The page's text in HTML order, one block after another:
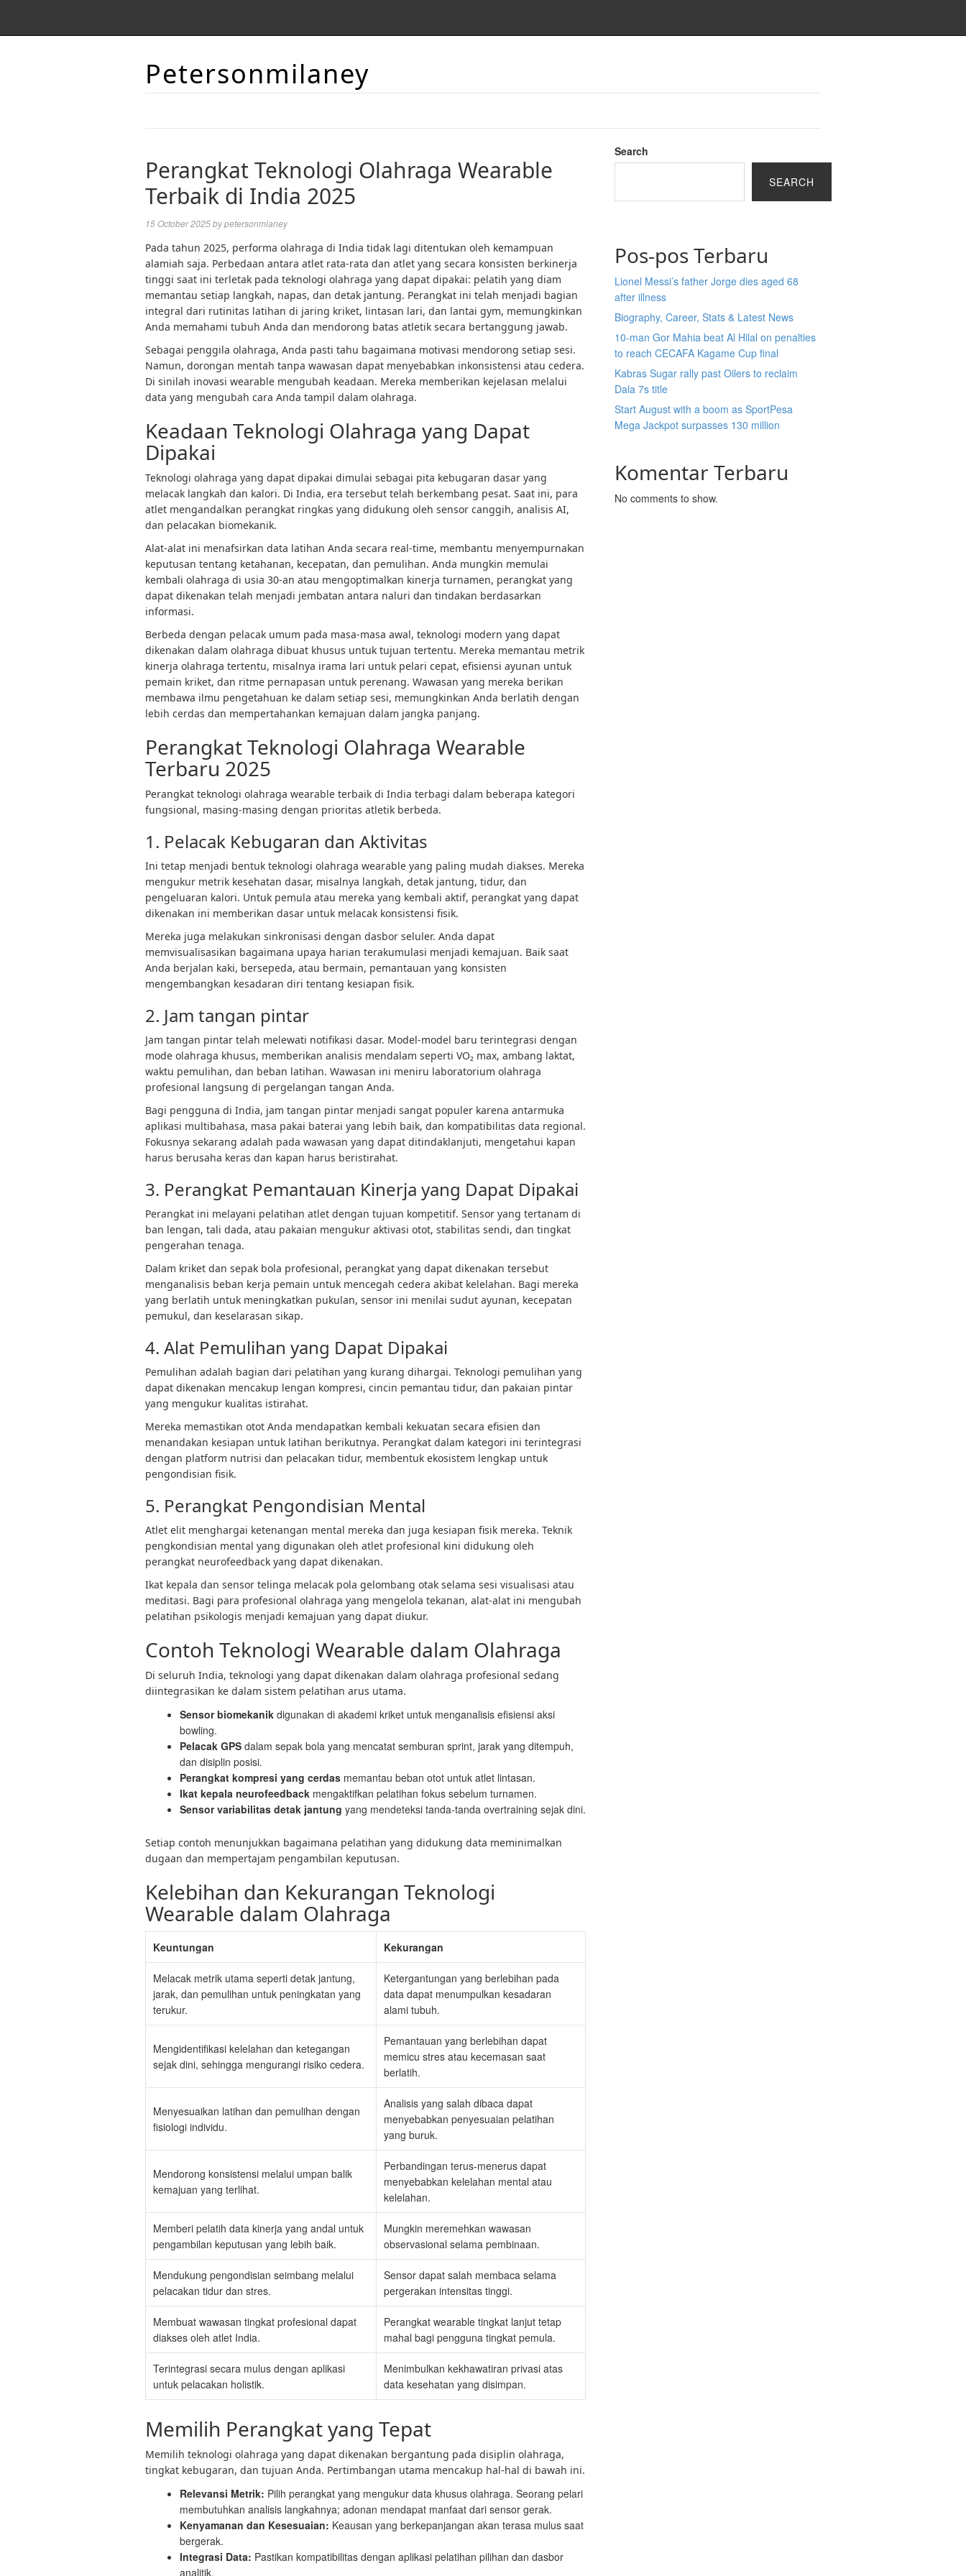
Petersonmilaney
Perangkat Teknologi Olahraga Wearable
Terbaik di India 2025
15 October 2025bypetersonmlaney
Pada tahun 2025, performa olahraga di India tidak lagi ditentukan oleh kemampuan
alamiah saja. Perbedaan antara atlet rata-rata dan atlet yang secara konsisten berkinerja
tinggi saat ini terletak pada teknologi olahraga yang dapat dipakai: pelatih yang diam
memantau setiap langkah, napas, dan detak jantung. Perangkat ini telah menjadi bagian
integral dari rutinitas latihan di jaring kriket, lintasan lari, dan lantai gym, memungkinkan
Anda memahami tubuh Anda dan mendorong batas atletik secara bertanggung jawab.
Sebagai penggila olahraga, Anda pasti tahu bagaimana motivasi mendorong setiap sesi.
Namun, dorongan mentah tanpa wawasan dapat menyebabkan inkonsistensi atau cedera.
Di sinilah inovasi wearable mengubah keadaan. Mereka memberikan kejelasan melalui
data yang mengubah cara Anda tampil dalam olahraga.
Keadaan Teknologi Olahraga yang Dapat
Dipakai
Teknologi olahraga yang dapat dipakai dimulai sebagai pita kebugaran dasar yang
melacak langkah dan kalori. Di India, era tersebut telah berkembang pesat. Saat ini, para
atlet mengandalkan perangkat ringkas yang didukung oleh sensor canggih, analisis AI,
dan pelacakan biomekanik.
Alat-alat ini menafsirkan data latihan Anda secara real-time, membantu menyempurnakan
keputusan tentang ketahanan, kecepatan, dan pemulihan. Anda mungkin memulai
kembali olahraga di usia 30-an atau mengoptimalkan kinerja turnamen, perangkat yang
dapat dikenakan telah menjadi jembatan antara naluri dan tindakan berdasarkan
informasi.
Berbeda dengan pelacak umum pada masa-masa awal, teknologi modern yang dapat
dikenakan dalam olahraga dibuat khusus untuk tujuan tertentu. Mereka memantau metrik
kinerja olahraga tertentu, misalnya irama lari untuk pelari cepat, efisiensi ayunan untuk
pemain kriket, dan ritme pernapasan untuk perenang. Wawasan yang mereka berikan
membawa ilmu pengetahuan ke dalam setiap sesi, memungkinkan Anda berlatih dengan
lebih cerdas dan mempertahankan kemajuan dalam jangka panjang.
Perangkat Teknologi Olahraga Wearable
Terbaru 2025
Perangkat teknologi olahraga wearable terbaik di India terbagi dalam beberapa kategori
fungsional, masing-masing dengan prioritas atletik berbeda.
1. Pelacak Kebugaran dan Aktivitas
Ini tetap menjadi bentuk teknologi olahraga wearable yang paling mudah diakses. Mereka
mengukur metrik kesehatan dasar, misalnya langkah, detak jantung, tidur, dan
pengeluaran kalori. Untuk pemula atau mereka yang kembali aktif, perangkat yang dapat
dikenakan ini memberikan dasar untuk melacak konsistensi fisik.
Mereka juga melakukan sinkronisasi dengan dasbor seluler. Anda dapat
memvisualisasikan bagaimana upaya harian terakumulasi menjadi kemajuan. Baik saat
Anda berjalan kaki, bersepeda, atau bermain, pemantauan yang konsisten
mengembangkan kesadaran diri tentang kesiapan fisik.
2. Jam tangan pintar
Jam tangan pintar telah melewati notifikasi dasar. Model-model baru terintegrasi dengan
mode olahraga khusus, memberikan analisis mendalam seperti VO₂ max, ambang laktat,
waktu pemulihan, dan beban latihan. Wawasan ini meniru laboratorium olahraga
profesional langsung di pergelangan tangan Anda.
Bagi pengguna di India, jam tangan pintar menjadi sangat populer karena antarmuka
aplikasi multibahasa, masa pakai baterai yang lebih baik, dan kompatibilitas data regional.
Fokusnya sekarang adalah pada wawasan yang dapat ditindaklanjuti, mengetahui kapan
harus berusaha keras dan kapan harus beristirahat.
3. Perangkat Pemantauan Kinerja yang Dapat Dipakai
Perangkat ini melayani pelatihan atlet dengan tujuan kompetitif. Sensor yang tertanam di
ban lengan, tali dada, atau pakaian mengukur aktivasi otot, stabilitas sendi, dan tingkat
pengerahan tenaga.
Dalam kriket dan sepak bola profesional, perangkat yang dapat dikenakan tersebut
menganalisis beban kerja pemain untuk mencegah cedera akibat kelelahan. Bagi mereka
yang berlatih untuk meningkatkan pukulan, sensor ini menilai sudut ayunan, kecepatan
pemukul, dan keselarasan sikap.
4. Alat Pemulihan yang Dapat Dipakai
Pemulihan adalah bagian dari pelatihan yang kurang dihargai. Teknologi pemulihan yang
dapat dikenakan mencakup lengan kompresi, cincin pemantau tidur, dan pakaian pintar
yang mengukur kualitas istirahat.
Mereka memastikan otot Anda mendapatkan kembali kekuatan secara efisien dan
menandakan kesiapan untuk latihan berikutnya. Perangkat dalam kategori ini terintegrasi
dengan platform nutrisi dan pelacakan tidur, membentuk ekosistem lengkap untuk
pengondisian fisik.
5. Perangkat Pengondisian Mental
Atlet elit menghargai ketenangan mental mereka dan juga kesiapan fisik mereka. Teknik
pengkondisian mental yang digunakan oleh atlet profesional kini didukung oleh
perangkat neurofeedback yang dapat dikenakan.
Ikat kepala dan sensor telinga melacak pola gelombang otak selama sesi visualisasi atau
meditasi. Bagi para profesional olahraga yang mengelola tekanan, alat-alat ini mengubah
pelatihan psikologis menjadi kemajuan yang dapat diukur.
Contoh Teknologi Wearable dalam Olahraga
Di seluruh India, teknologi yang dapat dikenakan dalam olahraga profesional sedang
diintegrasikan ke dalam sistem pelatihan arus utama.
Sensor biomekanik digunakan di akademi kriket untuk menganalisis efisiensi aksi
bowling.
Pelacak GPS dalam sepak bola yang mencatat semburan sprint, jarak yang ditempuh,
dan disiplin posisi.
Perangkat kompresi yang cerdas memantau beban otot untuk atlet lintasan.
Ikat kepala neurofeedback mengaktifkan pelatihan fokus sebelum turnamen.
Sensor variabilitas detak jantung yang mendeteksi tanda-tanda overtraining sejak dini.
Setiap contoh menunjukkan bagaimana pelatihan yang didukung data meminimalkan
dugaan dan mempertajam pengambilan keputusan.
Kelebihan dan Kekurangan Teknologi
Wearable dalam Olahraga
Keuntungan Kekurangan
Melacak metrik utama seperti detak jantung,
jarak, dan pemulihan untuk peningkatan yang
terukur.
Ketergantungan yang berlebihan pada
data dapat menumpulkan kesadaran
alami tubuh.
Mengidentifikasi kelelahan dan ketegangan
sejak dini, sehingga mengurangi risiko cedera.
Pemantauan yang berlebihan dapat
memicu stres atau kecemasan saat
berlatih.
Menyesuaikan latihan dan pemulihan dengan
fisiologi individu.
Analisis yang salah dibaca dapat
menyebabkan penyesuaian pelatihan
yang buruk.
Mendorong konsistensi melalui umpan balik
kemajuan yang terlihat.
Perbandingan terus-menerus dapat
menyebabkan kelelahan mental atau
kelelahan.
Memberi pelatih data kinerja yang andal untuk
pengambilan keputusan yang lebih baik.
Mungkin meremehkan wawasan
observasional selama pembinaan.
Mendukung pengondisian seimbang melalui
pelacakan tidur dan stres.
Sensor dapat salah membaca selama
pergerakan intensitas tinggi.
Membuat wawasan tingkat profesional dapat
diakses oleh atlet India.
Perangkat wearable tingkat lanjut tetap
mahal bagi pengguna tingkat pemula.
Terintegrasi secara mulus dengan aplikasi
untuk pelacakan holistik.
Menimbulkan kekhawatiran privasi atas
data kesehatan yang disimpan.
Memilih Perangkat yang Tepat
Memilih teknologi olahraga yang dapat dikenakan bergantung pada disiplin olahraga,
tingkat kebugaran, dan tujuan Anda. Pertimbangan utama mencakup hal-hal di bawah ini.
Relevansi Metrik: Pilih perangkat yang mengukur data khusus olahraga. Seorang pelari
membutuhkan analisis langkahnya; adonan mendapat manfaat dari sensor gerak.
Kenyamanan dan Kesesuaian: Keausan yang berkepanjangan akan terasa mulus saat
bergerak.
Integrasi Data: Pastikan kompatibilitas dengan aplikasi pelatihan pilihan dan dasbor
analitik.
Search
SEARCH
Pos-pos Terbaru
Lionel Messi’s father Jorge dies aged 68
after illness
Biography, Career, Stats & Latest News
10-man Gor Mahia beat Al Hilal on penalties
to reach CECAFA Kagame Cup final
Kabras Sugar rally past Oilers to reclaim
Dala 7s title
Start August with a boom as SportPesa
Mega Jackpot surpasses 130 million
Komentar Terbaru
No comments to show.